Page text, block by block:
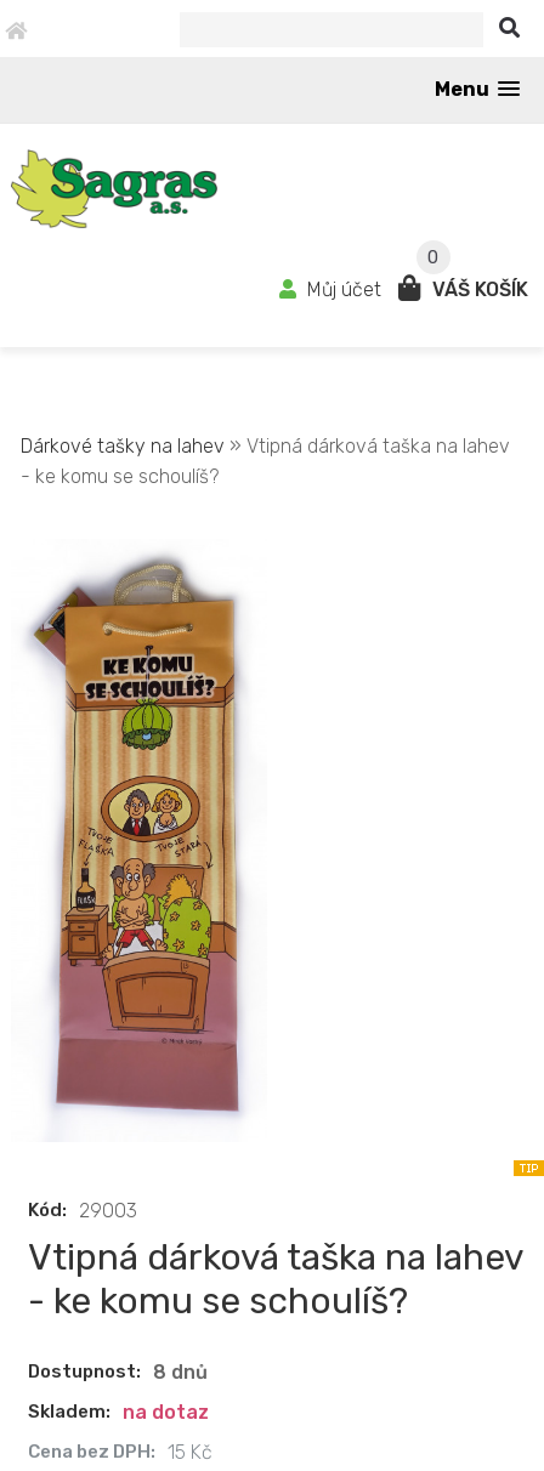
Menu
0
Můj účet VÁŠ KOŠÍK
Dárkové tašky na lahev » Vtipná dárková taška na lahev
- ke komu se schoulíš?
Kód: 29003
Vtipná dárková taška na lahev
- ke komu se schoulíš?
Dostupnost: 8 dnů
Skladem: na dotaz
Cena bez DPH: 15 Kč